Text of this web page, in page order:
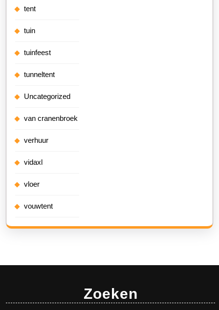
tent
tuin
tuinfeest
tunneltent
Uncategorized
van cranenbroek
verhuur
vidaxl
vloer
vouwtent
Zoeken